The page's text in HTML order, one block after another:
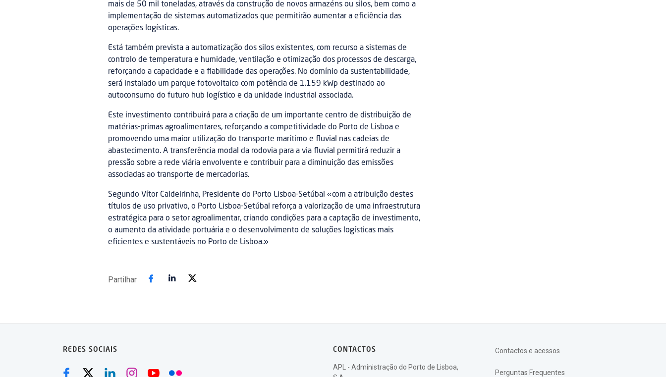
mais de 50 mil toneladas, através da construção de novos armazéns ou silos, bem como a
implementação de sistemas automatizados que permitirão aumentar a eficiência das
operações logísticas.
Está também prevista a automatização dos silos existentes, com recurso a sistemas de
controlo de temperatura e humidade, ventilação e otimização dos processos de descarga,
reforçando a capacidade e a fiabilidade das operações. No domínio da sustentabilidade,
será instalado um parque fotovoltaico com potência de 1.159 kWp destinado ao
autoconsumo do futuro hub logístico e da unidade industrial associada.
Este investimento contribuirá para a criação de um importante centro de distribuição de
matérias-primas agroalimentares, reforçando a competitividade do Porto de Lisboa e
promovendo uma maior utilização do transporte marítimo e fluvial nas cadeias de
abastecimento. A transferência modal da rodovia para a via fluvial permitirá reduzir a
pressão sobre a rede viária envolvente e contribuir para a diminuição das emissões
associadas ao transporte de mercadorias.
Segundo Vítor Caldeirinha, Presidente do Porto Lisboa-Setúbal «com a atribuição destes
títulos de uso privativo, o Porto Lisboa-Setúbal reforça a valorização de uma infraestrutura
estratégica para o setor agroalimentar, criando condições para a captação de investimento,
o aumento da atividade portuária e o desenvolvimento de soluções logísticas mais
eficientes e sustentáveis no Porto de Lisboa.»
Partilhar
REDES SOCIAIS CONTACTOS
APL - Administração do Porto de Lisboa,
Contactos e acessos
Perguntas Frequentes